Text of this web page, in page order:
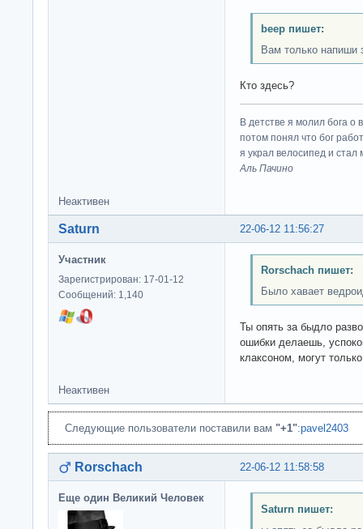
beep пишет:
Вам только напиши
Кто здесь?
В детстве я молил бога о
потом понял что бог
я украл велосипед и стал
Аль Пачино
Неактивен
22-06-12 11:56:27
Saturn
Участник
Зарегистрирован: 17-01-12
Сообщений: 1,140
Rorschach пишет:
Было хавает
Ты опять за быдло
ошибки делаешь,
клаксоном, могут
Неактивен
Следующие пользователи поставили вам "+1":pavel2403
22-06-12 11:58:58
Rorschach
Еще один Великий Человек
Saturn пишет: